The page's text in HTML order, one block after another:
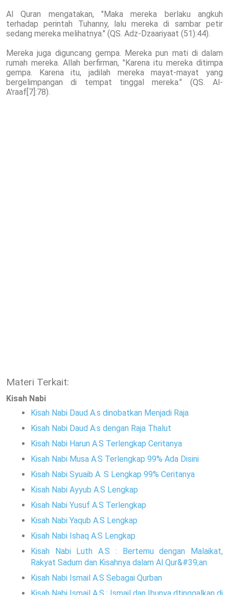
Al Quran mengatakan, "Maka mereka berlaku angkuh
terhadap perintah Tuhanny, lalu mereka di sambar petir
sedang mereka melihatnya." (QS. Adz-Dzaariyaat (51):44).
Mereka juga diguncang gempa. Mereka pun mati di dalam
rumah mereka. Allah berfirman, "Karena itu mereka ditimpa
gempa. Karena itu, jadilah mereka mayat-mayat yang
bergelimpangan di tempat tinggal mereka." (QS. Al-
A'raaf[7]:78).
Materi Terkait:
Kisah Nabi
Kisah Nabi Daud A.s dinobatkan Menjadi Raja
Kisah Nabi Daud A.s dengan Raja Thalut
Kisah Nabi Harun A.S Terlengkap Ceritanya
Kisah Nabi Musa A.S Terlengkap 99% Ada Disini
Kisah Nabi Syuaib A. S Lengkap 99% Ceritanya
Kisah Nabi Ayyub A.S Lengkap
Kisah Nabi Yusuf A.S Terlengkap
Kisah Nabi Yaqub A.S Lengkap
Kisah Nabi Ishaq A.S Lengkap
Kisah Nabi Luth A.S : Bertemu dengan Malaikat,
Rakyat Sadum dan Kisahnya dalam Al Qur&#39;an
Kisah Nabi Ismail A.S Sebagai Qurban